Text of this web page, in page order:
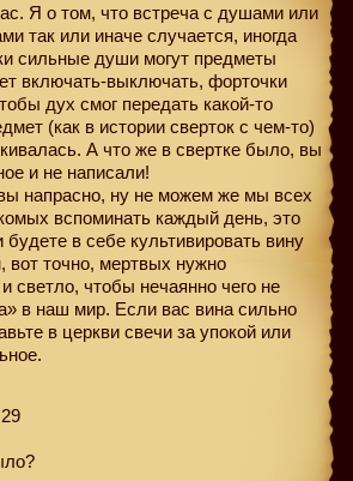
Я о том, что встреча с душами или
так или иначе случается, иногда
сильные души могут предметы
включать-выключать, форточки
дух смог передать какой-то
(как в истории сверток с чем-то)
А что же в свертке было, вы
и не написали!
напрасно, ну не можем же мы всех
вспоминать каждый день, это
в себе культивировать вину
точно, мертвых нужно
светло, чтобы нечаянно чего не
в наш мир. Если вас вина сильно
в церкви свечи за упокой или